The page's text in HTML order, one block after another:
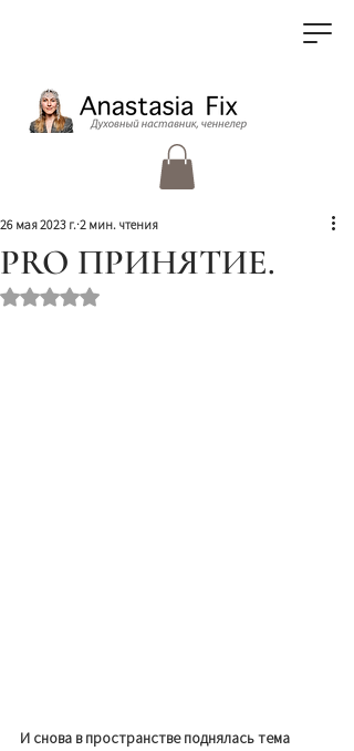
PRO ПРИНЯТИЕ.
26 мая 2023 г. 2 мин. чтения
Оценка: не число из 5 звезд.
И снова в пространстве поднялась тема